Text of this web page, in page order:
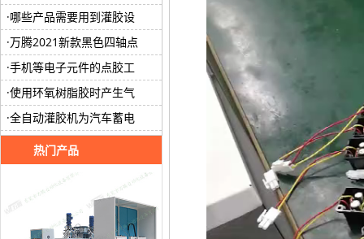
哪些产品需要用到灌胶设
万腾2021新款黑色四轴点
手机等电子元件的点胶工
使用环氧树脂胶时产生气
全自动灌胶机为汽车蓄电
热门产品